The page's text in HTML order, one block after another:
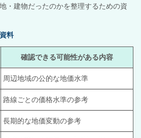
・建物だったのかを整理するための資
料
確認できる可能性がある内容
周辺地域の公的な地価水準
路線ごとの価格水準の参考
長期的な地価変動の参考